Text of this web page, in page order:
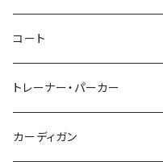
46/M
48/L
50/XL～
～44/S
46/M
48/L
コート
～44/S
46/M
トレーナー・パーカー
～44/S
カーディガン